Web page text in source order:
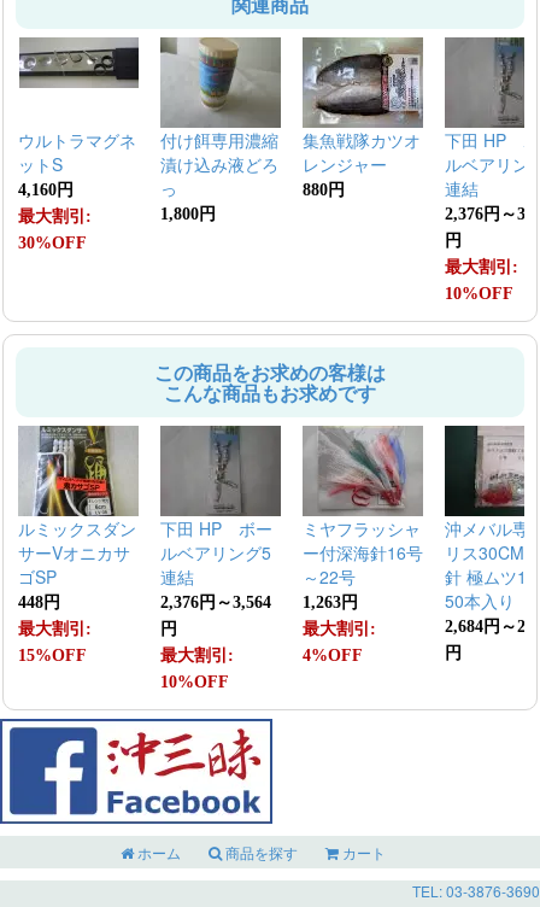
ウルトラマグネ
ットS
4,160円
最大割引:
30%OFF
付け餌専用濃縮
漬け込み液どろ
っ
1,800円
集魚戦隊カツオ
レンジャー
880円
下田 HP
ルベアリン
連結
2,376円～
円
最大割引:
10%OFF
この商品をお求めの客様は
こんな商品もお求めです
ルミックスダン
サーVオニカサ
ゴSP
448円
最大割引:
15%OFF
下田 HP ボー
ルベアリング5
連結
2,376円～3,564
円
最大割引:
10%OFF
ミヤフラッシャ
ー付深海針16号
～22号
1,263円
最大割引:
4%OFF
沖メバル専
リス30CM
針 極ムツ
50本入り
2,684円～
円
ホーム 商品を探す
カート
TEL: 03-3876-3690